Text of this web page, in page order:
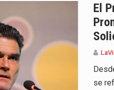
El
se